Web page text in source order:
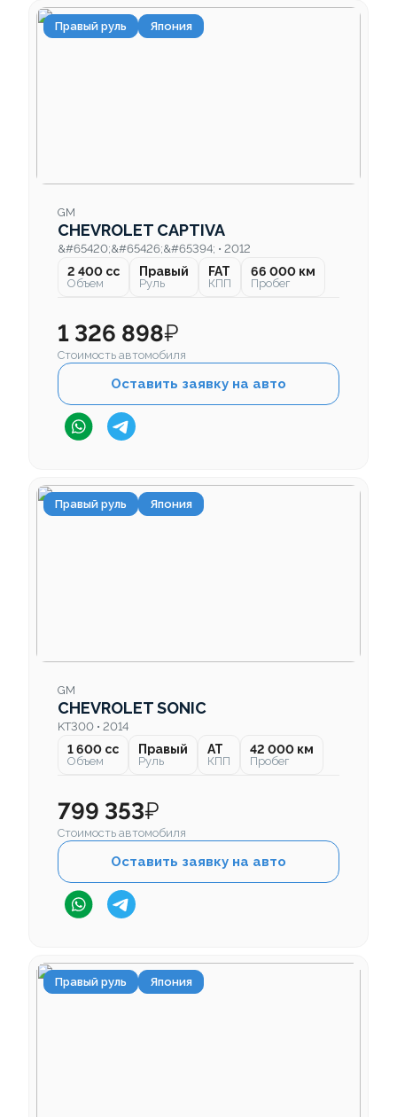
Правый руль Япония
GM
CHEVROLET CAPTIVA
&#65420;&#65426;&#65394; • 2012
2 400 cc
Объем
Правый
Руль
FAT
КПП
66 000 км
Пробег
1 326 898₽
Стоимость автомобиля
Оставить заявку на авто
Правый руль Япония
GM
CHEVROLET SONIC
KT300 • 2014
1 600 cc
Объем
Правый
Руль
AT
КПП
42 000 км
Пробег
799 353₽
Стоимость автомобиля
Оставить заявку на авто
Правый руль Япония